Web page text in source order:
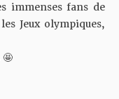
immenses fans de
Jeux olympiques,